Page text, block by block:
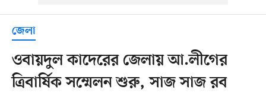
জেলা
ওবায়দুল কাদেরের জেলায় আ.লীগের
ত্রিবার্ষিক সম্মেলন শুরু, সাজ সাজ রব